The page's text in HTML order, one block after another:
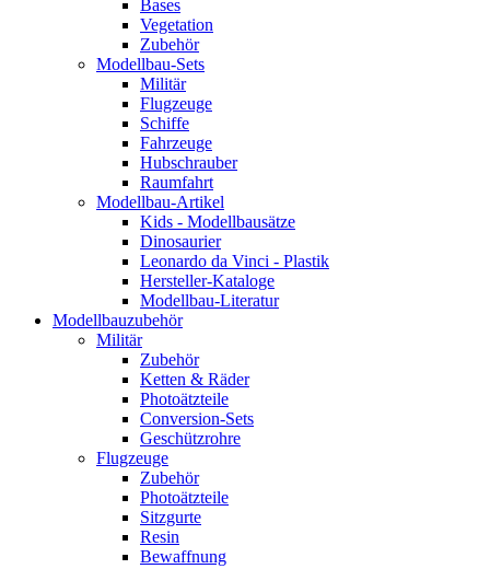
Bases
Vegetation
Zubehör
Modellbau-Sets
Militär
Flugzeuge
Schiffe
Fahrzeuge
Hubschrauber
Raumfahrt
Modellbau-Artikel
Kids - Modellbausätze
Dinosaurier
Leonardo da Vinci - Plastik
Hersteller-Kataloge
Modellbau-Literatur
Modellbauzubehör
Militär
Zubehör
Ketten & Räder
Photoätzteile
Conversion-Sets
Geschützrohre
Flugzeuge
Zubehör
Photoätzteile
Sitzgurte
Resin
Bewaffnung